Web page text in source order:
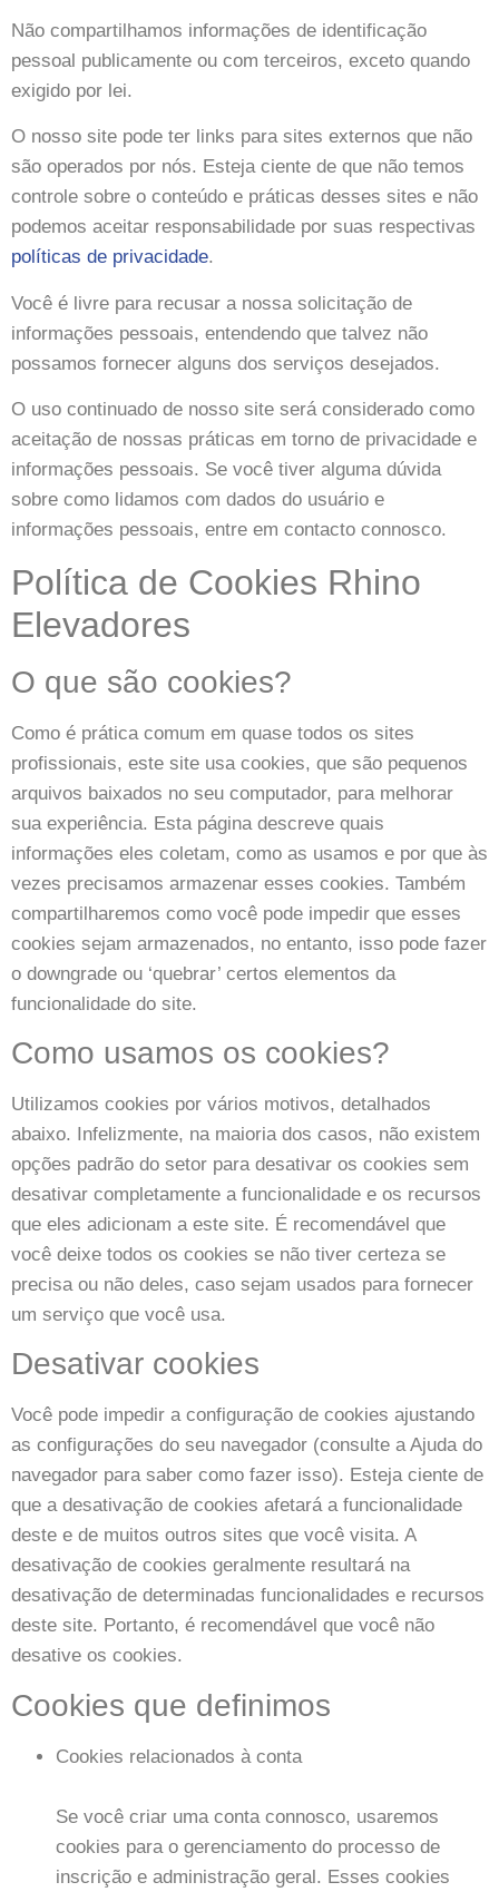
Não compartilhamos informações de identificação
pessoal publicamente ou com terceiros, exceto quando
exigido por lei.
O nosso site pode ter links para sites externos que não
são operados por nós. Esteja ciente de que não temos
controle sobre o conteúdo e práticas desses sites e não
podemos aceitar responsabilidade por suas respectivas
políticas de privacidade.
Você é livre para recusar a nossa solicitação de
informações pessoais, entendendo que talvez não
possamos fornecer alguns dos serviços desejados.
O uso continuado de nosso site será considerado como
aceitação de nossas práticas em torno de privacidade e
informações pessoais. Se você tiver alguma dúvida
sobre como lidamos com dados do usuário e
informações pessoais, entre em contacto connosco.
Política de Cookies Rhino
Elevadores
O que são cookies?
Como é prática comum em quase todos os sites
profissionais, este site usa cookies, que são pequenos
arquivos baixados no seu computador, para melhorar
sua experiência. Esta página descreve quais
informações eles coletam, como as usamos e por que às
vezes precisamos armazenar esses cookies. Também
compartilharemos como você pode impedir que esses
cookies sejam armazenados, no entanto, isso pode fazer
o downgrade ou ‘quebrar’ certos elementos da
funcionalidade do site.
Como usamos os cookies?
Utilizamos cookies por vários motivos, detalhados
abaixo. Infelizmente, na maioria dos casos, não existem
opções padrão do setor para desativar os cookies sem
desativar completamente a funcionalidade e os recursos
que eles adicionam a este site. É recomendável que
você deixe todos os cookies se não tiver certeza se
precisa ou não deles, caso sejam usados ​​para fornecer
um serviço que você usa.
Desativar cookies
Você pode impedir a configuração de cookies ajustando
as configurações do seu navegador (consulte a Ajuda do
navegador para saber como fazer isso). Esteja ciente de
que a desativação de cookies afetará a funcionalidade
deste e de muitos outros sites que você visita. A
desativação de cookies geralmente resultará na
desativação de determinadas funcionalidades e recursos
deste site. Portanto, é recomendável que você não
desative os cookies.
Cookies que definimos
Cookies relacionados à conta
Se você criar uma conta connosco, usaremos
cookies para o gerenciamento do processo de
inscrição e administração geral. Esses cookies